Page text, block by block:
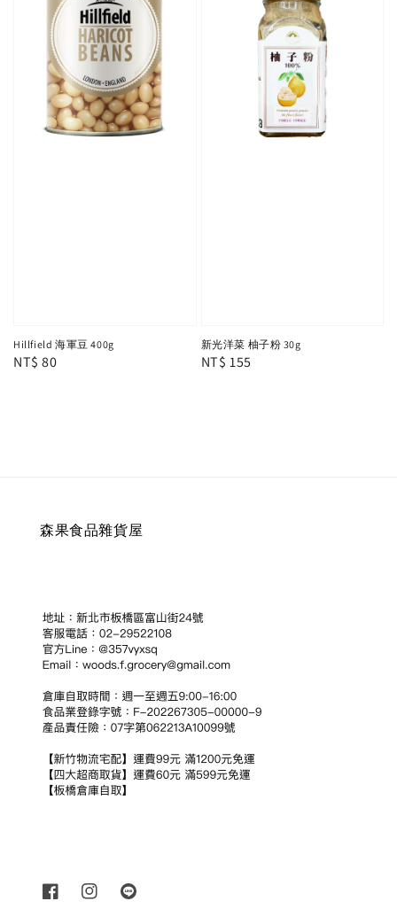
Hillfield 海軍豆 400g
Regular
NT$ 80
新光洋菜 柚子粉 30g
Regular
NT$ 155
森果食品雜貨屋